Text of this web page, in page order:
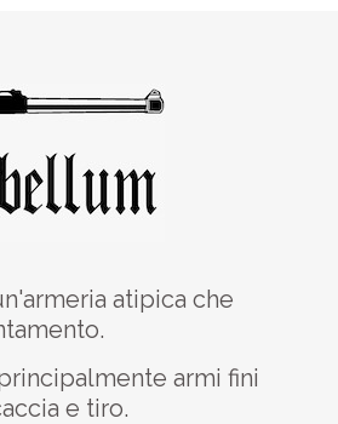
atipica che
armi fini
e tiro.